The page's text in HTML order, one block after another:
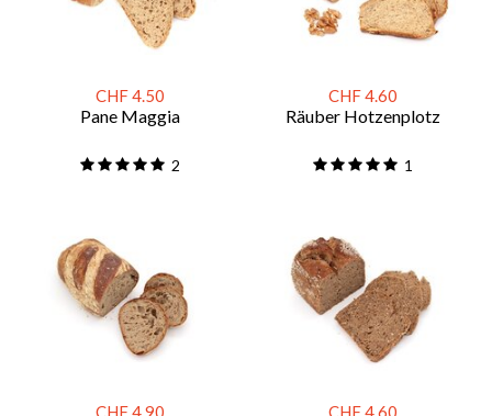
CHF 4.50
Pane Maggia
2
CHF 4.60
Räuber Hotzenplotz
1
CHF 4.90 CHF 4.60